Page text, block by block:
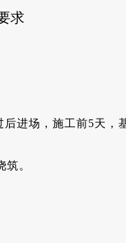
求
进场，施工前5天，
。